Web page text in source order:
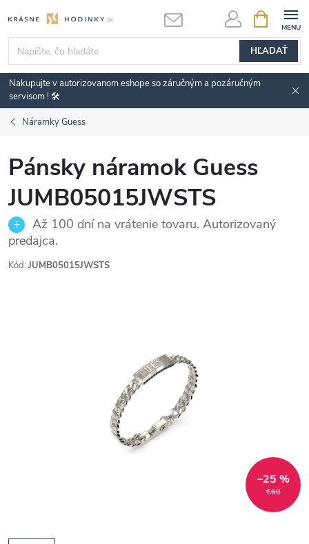
na
obsah
HĽADAŤ
KOŠÍK
Nakupujte v autorizovanom eshope so záručným a pozáručným
servisom ! 🛠️
Náramky Guess
Pánsky náramok Guess
JUMB05015JWSTS
Až 100 dní na vrátenie tovaru. Autorizovaný
predajca.
Kód: JUMB05015JWSTS
€60
–25 %